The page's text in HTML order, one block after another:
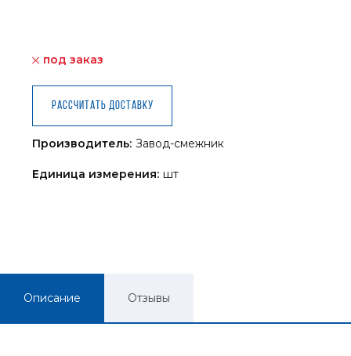
под заказ
Рассчитать доставку
Производитель: Завод-смежник
Единица измерения: шт
Описание Отзывы